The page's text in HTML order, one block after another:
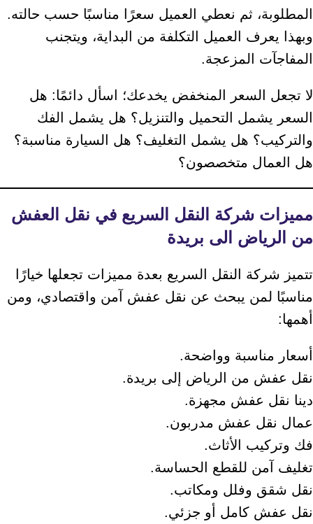
المطلوبة، ثم نعطي العميل سعرًا مناسبًا حسب حالته.
وبهذا يعرف العميل التكلفة من البداية، ويتجنب
المفاجآت المزعجة.
لا تجعل السعر المنخفض يخدعك؛ اسأل دائمًا: هل
السعر يشمل التحميل والتنزيل؟ هل يشمل الفك
والتركيب؟ هل يشمل التغليف؟ هل السيارة مناسبة؟
هل العمال متخصصون؟
مميزات شركة النقل السريع في نقل العفش
من الرياض الى بريدة
تتميز شركة النقل السريع بعدة مميزات تجعلها خيارًا
مناسبًا لمن يبحث عن نقل عفش آمن واقتصادي، ومن
أهمها:
أسعار مناسبة وواضحة.
نقل عفش من الرياض إلى بريدة.
دينا نقل عفش مجهزة.
عمال نقل عفش مدربون.
فك وتركيب الأثاث.
تغليف آمن للقطع الحساسة.
نقل شقق وفلل ومكاتب.
نقل عفش كامل أو جزئي.